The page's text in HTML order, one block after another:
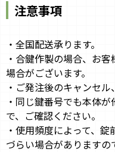
注意事項
・全国配送承ります。
・合鍵作製の場合、お
場合がございます。
・ご発注後のキャンセル
・同じ鍵番号でも本体
で、ご確認ください。
・使用頻度によって、
づらい場合がありますの